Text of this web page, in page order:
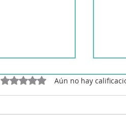
Obtuvo 0 de 5 estrellas.Aún no hay